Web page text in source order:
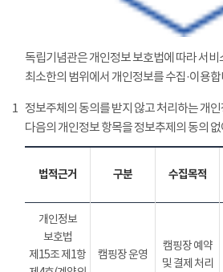
독립기념관은 개인정보 보호법에 따라 서비
최소한의 범위에서 개인정보를 수집·이용합
1 정보주체의 동의를 받지 않고 처리하는 개
다음의 개인정보 항목을 정보추제의 동의
법적근거 구분 수집목적
개인정보
보호법
제15조 제1항
캠핑장 운영
캠핑장 예약
및 결제 처리